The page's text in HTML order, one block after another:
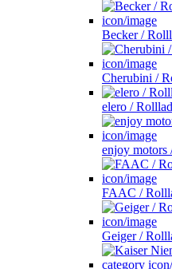
Becker /
Cherubini /
elero /
enjoy motors
FAAC /
Geiger /